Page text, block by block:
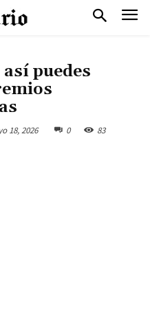
puedes
18, 2026 0 83